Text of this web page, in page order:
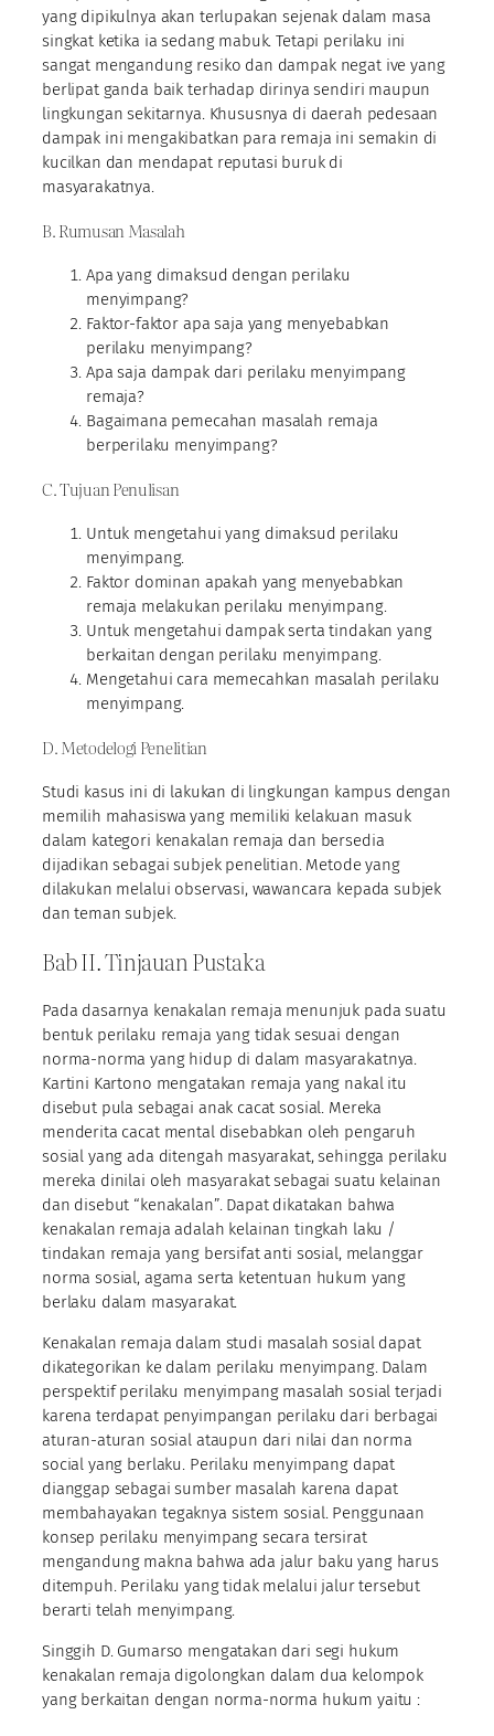
yang dipikulnya akan terlupakan sejenak dalam masa
singkat ketika ia sedang mabuk. Tetapi perilaku ini
sangat mengandung resiko dan dampak negat ive yang
berlipat ganda baik terhadap dirinya sendiri maupun
lingkungan sekitarnya. Khususnya di daerah pedesaan
dampak ini mengakibatkan para remaja ini semakin di
kucilkan dan mendapat reputasi buruk di
masyarakatnya.
B. Rumusan Masalah
Apa yang dimaksud dengan perilaku
menyimpang?
Faktor-faktor apa saja yang menyebabkan
perilaku menyimpang?
Apa saja dampak dari perilaku menyimpang
remaja?
Bagaimana pemecahan masalah remaja
berperilaku menyimpang?
C. Tujuan Penulisan
Untuk mengetahui yang dimaksud perilaku
menyimpang.
Faktor dominan apakah yang menyebabkan
remaja melakukan perilaku menyimpang.
Untuk mengetahui dampak serta tindakan yang
berkaitan dengan perilaku menyimpang.
Mengetahui cara memecahkan masalah perilaku
menyimpang.
D. Metodelogi Penelitian
Studi kasus ini di lakukan di lingkungan kampus dengan
memilih mahasiswa yang memiliki kelakuan masuk
dalam kategori kenakalan remaja dan bersedia
dijadikan sebagai subjek penelitian. Metode yang
dilakukan melalui observasi, wawancara kepada subjek
dan teman subjek.
Bab II. Tinjauan Pustaka
Pada dasarnya kenakalan remaja menunjuk pada suatu
bentuk perilaku remaja yang tidak sesuai dengan
norma-norma yang hidup di dalam masyarakatnya.
Kartini Kartono mengatakan remaja yang nakal itu
disebut pula sebagai anak cacat sosial. Mereka
menderita cacat mental disebabkan oleh pengaruh
sosial yang ada ditengah masyarakat, sehingga perilaku
mereka dinilai oleh masyarakat sebagai suatu kelainan
dan disebut “kenakalan”. Dapat dikatakan bahwa
kenakalan remaja adalah kelainan tingkah laku /
tindakan remaja yang bersifat anti sosial, melanggar
norma sosial, agama serta ketentuan hukum yang
berlaku dalam masyarakat.
Kenakalan remaja dalam studi masalah sosial dapat
dikategorikan ke dalam perilaku menyimpang. Dalam
perspektif perilaku menyimpang masalah sosial terjadi
karena terdapat penyimpangan perilaku dari berbagai
aturan-aturan sosial ataupun dari nilai dan norma
social yang berlaku. Perilaku menyimpang dapat
dianggap sebagai sumber masalah karena dapat
membahayakan tegaknya sistem sosial. Penggunaan
konsep perilaku menyimpang secara tersirat
mengandung makna bahwa ada jalur baku yang harus
ditempuh. Perilaku yang tidak melalui jalur tersebut
berarti telah menyimpang.
Singgih D. Gumarso mengatakan dari segi hukum
kenakalan remaja digolongkan dalam dua kelompok
yang berkaitan dengan norma-norma hukum yaitu :